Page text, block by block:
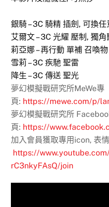
銀騎 – 3C 騎精 插劍, 可換
艾爾文 – 3C 光耀 壓制, 獨角
莉亞娜 – 再行動 單補 召喚物
雪莉 – 3C 疾馳 聖雷
降生 – 3C 傳送 聖光
夢幻模擬戰研究所MeWe專
頁: https://mewe.com/p/
夢幻模擬戰研究所
頁: https://
加入會員獲取專用icon, 表
https://
rC3nkyFAsQ/join